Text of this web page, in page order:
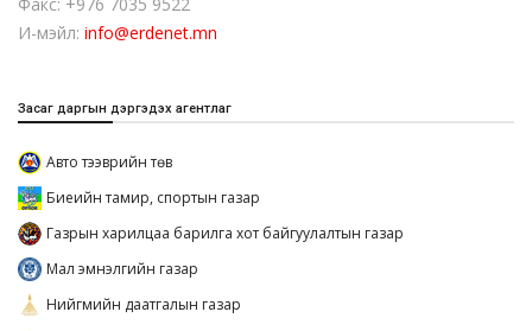
И-мэйл: info@erdenet.mn
Засаг даргын дэргэдэх агентлаг
Авто тээврийн төв
Биеийн тамир, спортын газар
Газрын харилцаа барилга хот байгуулалтын газар
Мал эмнэлгийн газар
Нийгмийн даатгалын газар